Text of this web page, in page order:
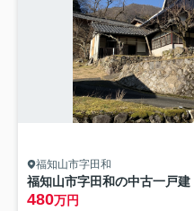
福知山市字田和
福知山市字田和の中古一戸建
480万円